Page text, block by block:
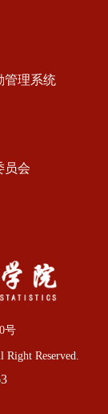
管理系统
员会
号
Reserved.